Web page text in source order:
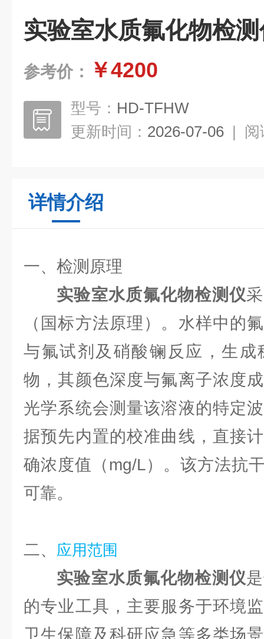
实验室水质氟化物检
参考价： ￥4200
型号： HD-TFHW
更新时间： 2026-07-06 | 阅
详情介绍
一、检测原理
实验室水质氟化物检测仪
（国标方法原理）。水样中的
与氟试剂及硝酸镧反应，生成
物，其颜色深度与氟离子浓度
光学系统会测量该溶液的特定
据预先内置的校准曲线，直接
确浓度值（mg/L）。该方法抗
可靠。
二、 应用范围
实验室水质氟化物检测仪
的专业工具，主要服务于环境
卫生保障及科研应急等多类场